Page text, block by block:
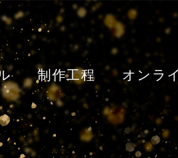
制作工程 オンラ